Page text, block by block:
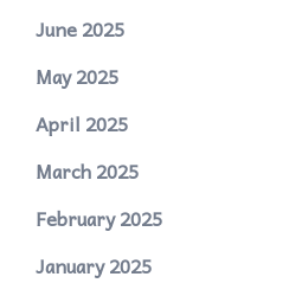
June 2025
May 2025
April 2025
March 2025
February 2025
January 2025